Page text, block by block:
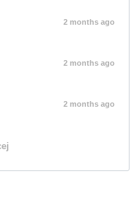
2 months ago
2 months ago
2 months ago